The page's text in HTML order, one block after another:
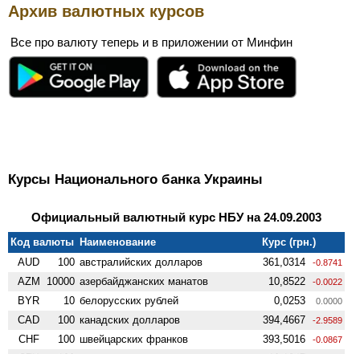
Архив валютных курсов
Все про валюту теперь и в приложении от Минфин
Курсы Национального банка Украины
Официальный валютный курс НБУ на 24.09.2003
Код валюты Наименование
Курс (грн.)
AUD
100 австралийских долларов 361,0314 -0.8741
AZM 10000 азербайджанских манатов 10,8522 -0.0022
BYR 10 белорусских рублей 0,0253 0.0000
CAD 100 канадских долларов 394,4667 -2.9589
CHF 100 швейцарских франков 393,5016 -0.0867